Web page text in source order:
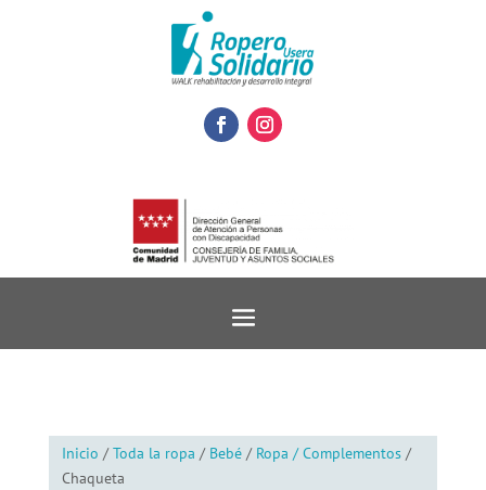
Inicio /Toda la ropa / Bebé/ Ropa / Complementos/
Chaqueta